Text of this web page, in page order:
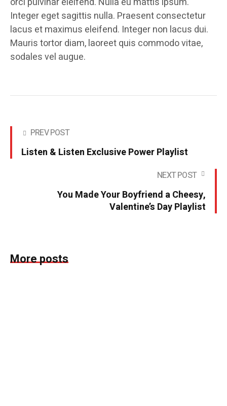
Integer eget sagittis nulla. Praesent consectetur
lacus et maximus eleifend. Integer non lacus dui.
Mauris tortor diam, laoreet quis commodo vitae,
sodales vel augue.
PREV POST
Listen & Listen Exclusive Power Playlist
NEXT POST
You Made Your Boyfriend a Cheesy,
Valentine’s Day Playlist
More posts